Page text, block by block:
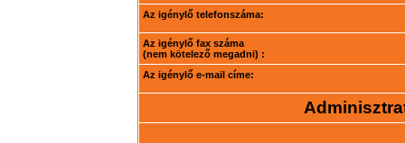
Az igénylő telefonszáma:
Az igénylő fax száma
(nem kötelező megadni) :
Az igénylő e-mail címe: